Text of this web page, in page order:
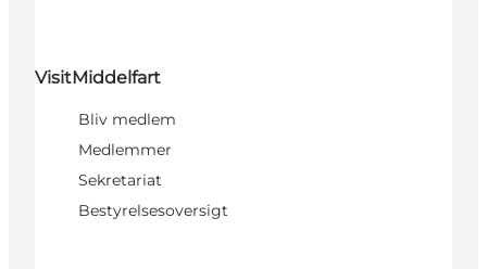
VisitMiddelfart
Bliv medlem
Medlemmer
Sekretariat
Bestyrelsesoversigt